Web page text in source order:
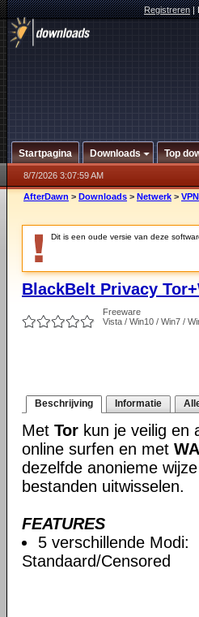
Registreren|
Startpagina Downloads Top
8/7/2026 3:07:59 AM
AfterDawn > Downloads > Netwerk > VPN
Dit is een oude versie van deze
BlackBelt Privacy
Freeware
Vista / Win10 / Win7 /
Beschrijving Informatie
Met Tor kun je veilig en
online surfen en met
dezelfde anonieme wijze
bestanden uitwisselen.
FEATURES
5 verschillende Modi:
Standaard/Censored